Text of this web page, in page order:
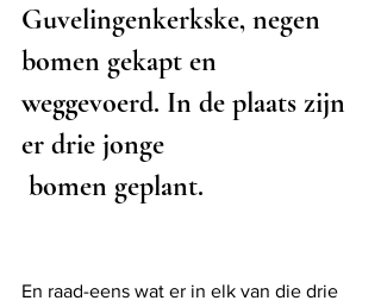
Guvelingenkerkske, negen
bomen gekapt en
weggevoerd. In de plaats zijn
er drie jonge
bomen geplant.
En raad-eens wat er in elk van die drie